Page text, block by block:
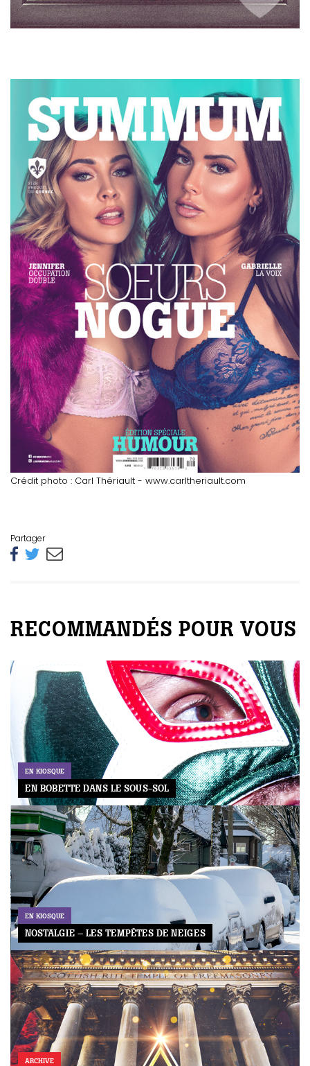
Crédit photo : Carl Thériault - www.carltheriault.com
Partager
RECOMMANDÉS POUR VOUS
EN KIOSQUE
EN BOBETTE DANS LE SOUS-SOL
EN KIOSQUE
NOSTALGIE – LES TEMPÊTES DE NEIGES
ARCHIVE